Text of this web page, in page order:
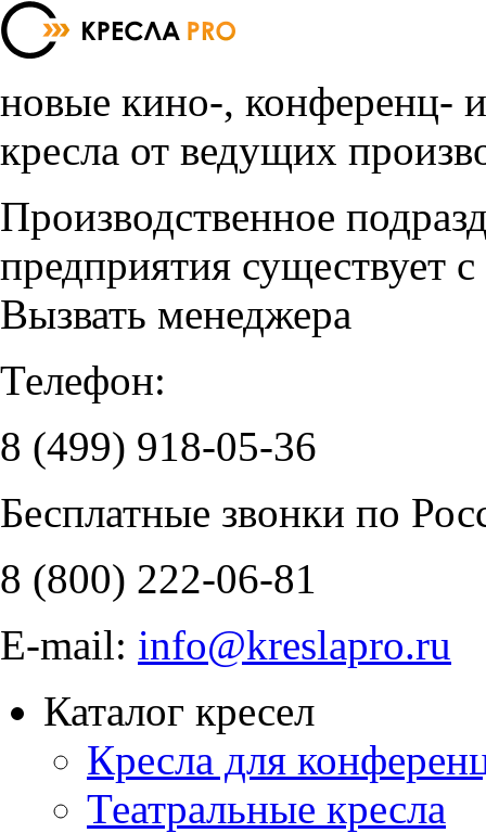
новые кино-, конференц-
кресла от ведущих
Производственное
предприятия существует
Вызвать менеджера
Телефон:
8 (499) 918-05-36
Бесплатные звонки по
8 (800) 222-06-81
E-mail: info@kreslapro.ru
Каталог кресел
Кресла для
Театральные кресла